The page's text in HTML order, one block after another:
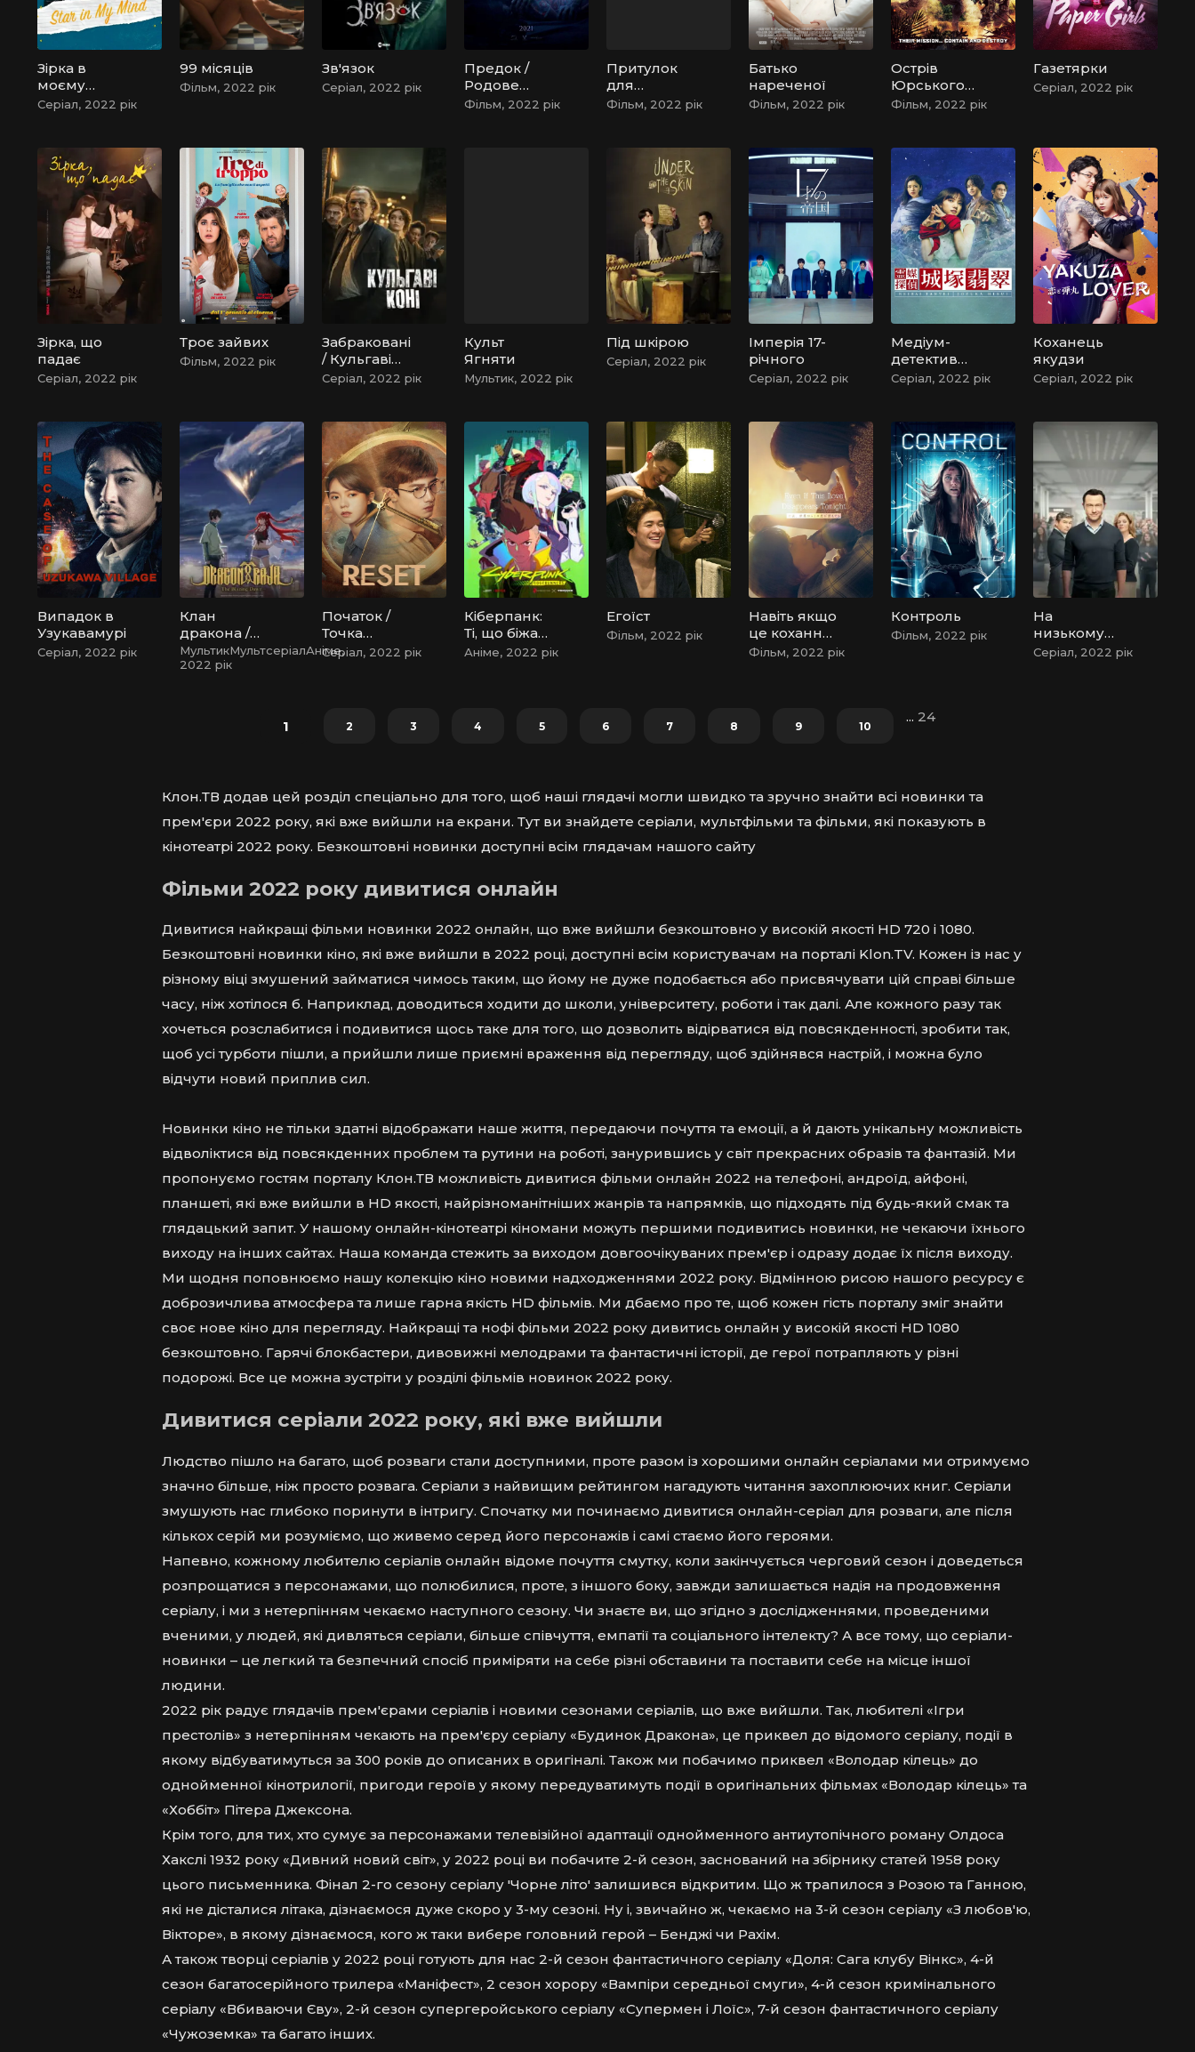
Зірка в
моєму
серці
Серіал, 2022 рік
99 місяців
Фільм, 2022 рік
Зв'язок
Серіал, 2022 рік
Предок /
Родове
прокляття
Фільм, 2022 рік
Притулок
для
розбишаки
Фільм, 2022 рік
Батько
нареченої
Фільм, 2022 рік
Острів
Юрського
періоду /
Фільм, 2022 рік
Газетярки
Серіал, 2022 рік
Зірка, що
падає
Серіал, 2022 рік
Троє зайвих
Фільм, 2022 рік
Забраковані
/ Кульгаві
коні
Серіал, 2022 рік
Культ
Ягняти
Мультик, 2022 рік
Під шкірою
Серіал, 2022 рік
Імперія 17-
річного
Серіал, 2022 рік
Медіум-
детектив
Джьодзука
Серіал, 2022 рік
Коханець
якудзи
Серіал, 2022 рік
Випадок в
Узукавамурі
Серіал, 2022 рік
Клан
дракона /
Дракон
Раджа
МультикМультсеріалАніме,
2022 рік
Початок /
Точка
відліку
Серіал, 2022 рік
Кіберпанк:
Ті, що біжать
по краю
Аніме, 2022 рік
Егоїст
Фільм, 2022 рік
Навіть якщо
це кохання
зникне
Фільм, 2022 рік
Контроль
Фільм, 2022 рік
На
низькому
старті:
Серіал, 2022 рік
1 2 3 4 5 6 7 8 9 10
... 24
Клон.ТВ додав цей розділ спеціально для того, щоб наші глядачі могли швидко та зручно знайти всі новинки та
прем'єри 2022 року, які вже вийшли на екрани. Тут ви знайдете серіали, мультфільми та фільми, які показують в
кінотеатрі 2022 року. Безкоштовні новинки доступні всім глядачам нашого сайту
Фільми 2022 року дивитися онлайн
Дивитися найкращі фільми новинки 2022 онлайн, що вже вийшли безкоштовно у високій якості HD 720 і 1080.
Безкоштовні новинки кіно, які вже вийшли в 2022 році, доступні всім користувачам на порталі Klon.TV. Кожен із нас у
різному віці змушений займатися чимось таким, що йому не дуже подобається або присвячувати цій справі більше
часу, ніж хотілося б. Наприклад, доводиться ходити до школи, університету, роботи і так далі. Але кожного разу так
хочеться розслабитися і подивитися щось таке для того, що дозволить відірватися від повсякденності, зробити так,
щоб усі турботи пішли, а прийшли лише приємні враження від перегляду, щоб здійнявся настрій, і можна було
відчути новий приплив сил.
Новинки кіно не тільки здатні відображати наше життя, передаючи почуття та емоції, а й дають унікальну можливість
відволіктися від повсякденних проблем та рутини на роботі, занурившись у світ прекрасних образів та фантазій. Ми
пропонуємо гостям порталу Клон.ТВ можливість дивитися фільми онлайн 2022 на телефоні, андроїд, айфоні,
планшеті, які вже вийшли в HD якості, найрізноманітніших жанрів та напрямків, що підходять під будь-який смак та
глядацький запит. У нашому онлайн-кінотеатрі кіномани можуть першими подивитись новинки, не чекаючи їхнього
виходу на інших сайтах. Наша команда стежить за виходом довгоочікуваних прем'єр і одразу додає їх після виходу.
Ми щодня поповнюємо нашу колекцію кіно новими надходженнями 2022 року. Відмінною рисою нашого ресурсу є
доброзичлива атмосфера та лише гарна якість HD фільмів. Ми дбаємо про те, щоб кожен гість порталу зміг знайти
своє нове кіно для перегляду. Найкращі та нофі фільми 2022 року дивитись онлайн у високій якості HD 1080
безкоштовно. Гарячі блокбастери, дивовижні мелодрами та фантастичні історії, де герої потрапляють у різні
подорожі. Все це можна зустріти у розділі фільмів новинок 2022 року.
Дивитися серіали 2022 року, які вже вийшли
Людство пішло на багато, щоб розваги стали доступними, проте разом із хорошими онлайн серіалами ми отримуємо
значно більше, ніж просто розвага. Серіали з найвищим рейтингом нагадують читання захоплюючих книг. Серіали
змушують нас глибоко поринути в інтригу. Спочатку ми починаємо дивитися онлайн-серіал для розваги, але після
кількох серій ми розуміємо, що живемо серед його персонажів і самі стаємо його героями.
Напевно, кожному любителю серіалів онлайн відоме почуття смутку, коли закінчується черговий сезон і доведеться
розпрощатися з персонажами, що полюбилися, проте, з іншого боку, завжди залишається надія на продовження
серіалу, і ми з нетерпінням чекаємо наступного сезону. Чи знаєте ви, що згідно з дослідженнями, проведеними
вченими, у людей, які дивляться серіали, більше співчуття, емпатії та соціального інтелекту? А все тому, що серіали-
новинки – це легкий та безпечний спосіб приміряти на себе різні обставини та поставити себе на місце іншої
людини.
2022 рік радує глядачів прем'єрами серіалів і новими сезонами серіалів, що вже вийшли. Так, любителі «Ігри
престолів» з нетерпінням чекають на прем'єру серіалу «Будинок Дракона», це приквел до відомого серіалу, події в
якому відбуватимуться за 300 років до описаних в оригіналі. Також ми побачимо приквел «Володар кілець» до
однойменної кінотрилогії, пригоди героїв у якому передуватимуть події в оригінальних фільмах «Володар кілець» та
«Хоббіт» Пітера Джексона.
Крім того, для тих, хто сумує за персонажами телевізійної адаптації однойменного антиутопічного роману Олдоса
Хакслі 1932 року «Дивний новий світ», у 2022 році ви побачите 2-й сезон, заснований на збірнику статей 1958 року
цього письменника. Фінал 2-го сезону серіалу 'Чорне літо' залишився відкритим. Що ж трапилося з Розою та Ганною,
які не дісталися літака, дізнаємося дуже скоро у 3-му сезоні. Ну і, звичайно ж, чекаємо на 3-й сезон серіалу «З любов'ю,
Вікторе», в якому дізнаємося, кого ж таки вибере головний герой – Бенджі чи Рахім.
А також творці серіалів у 2022 році готують для нас 2-й сезон фантастичного серіалу «Доля: Сага клубу Вінкс», 4-й
сезон багатосерійного трилера «Маніфест», 2 сезон хорору «Вампіри середньої смуги», 4-й сезон кримінального
серіалу «Вбиваючи Єву», 2-й сезон супергеройського серіалу «Супермен і Лоїс», 7-й сезон фантастичного серіалу
«Чужоземка» та багато інших.